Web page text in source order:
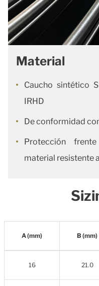
Material
Caucho sintético
IRHD
De conformidad
Protección
material resistente
A (mm) B (mm)
16 21.0